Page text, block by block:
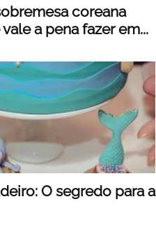
coreana
a pena fazer em...
O segredo para a